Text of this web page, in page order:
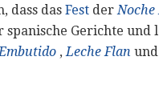
dass das Fest der Noche
spanische Gerichte
Embutido , Leche Flan und